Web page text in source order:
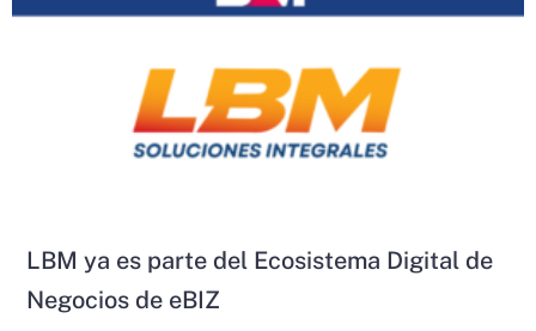
LBM ya es parte del Ecosistema Digital de
Negocios de eBIZ